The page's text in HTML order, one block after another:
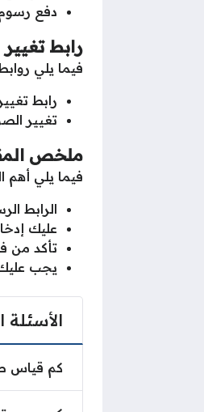
دفع
رابط
فيما يلي
رابط
تغيير
ملخص
فيما يلي أهم
الرابط
عليك
تأكد من
يجب عليك
الأسئلة
كم قياس